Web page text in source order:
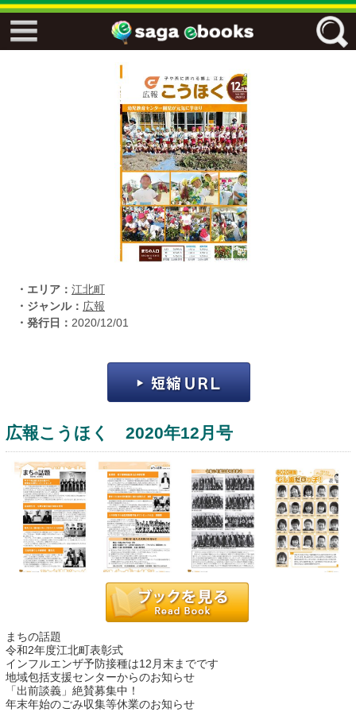
フリーワード
ジャンル
エリア
・エリア： 江北町
・ジャンル： 広報
・発行日： 2020/12/01
広報こうほく 2020年12月号
まちの話題
令和2年度江北町表彰式
インフルエンザ予防接種は12月末までです
地域包括支援センターからのお知らせ
「出前談義」絶賛募集中！
年末年始のごみ収集等休業のお知らせ
↓↓ ebooks専用本棚 ↓↓
運営：福博印刷
saga ebooksとは
よくある質問
サイトマップ
お問い合わせ